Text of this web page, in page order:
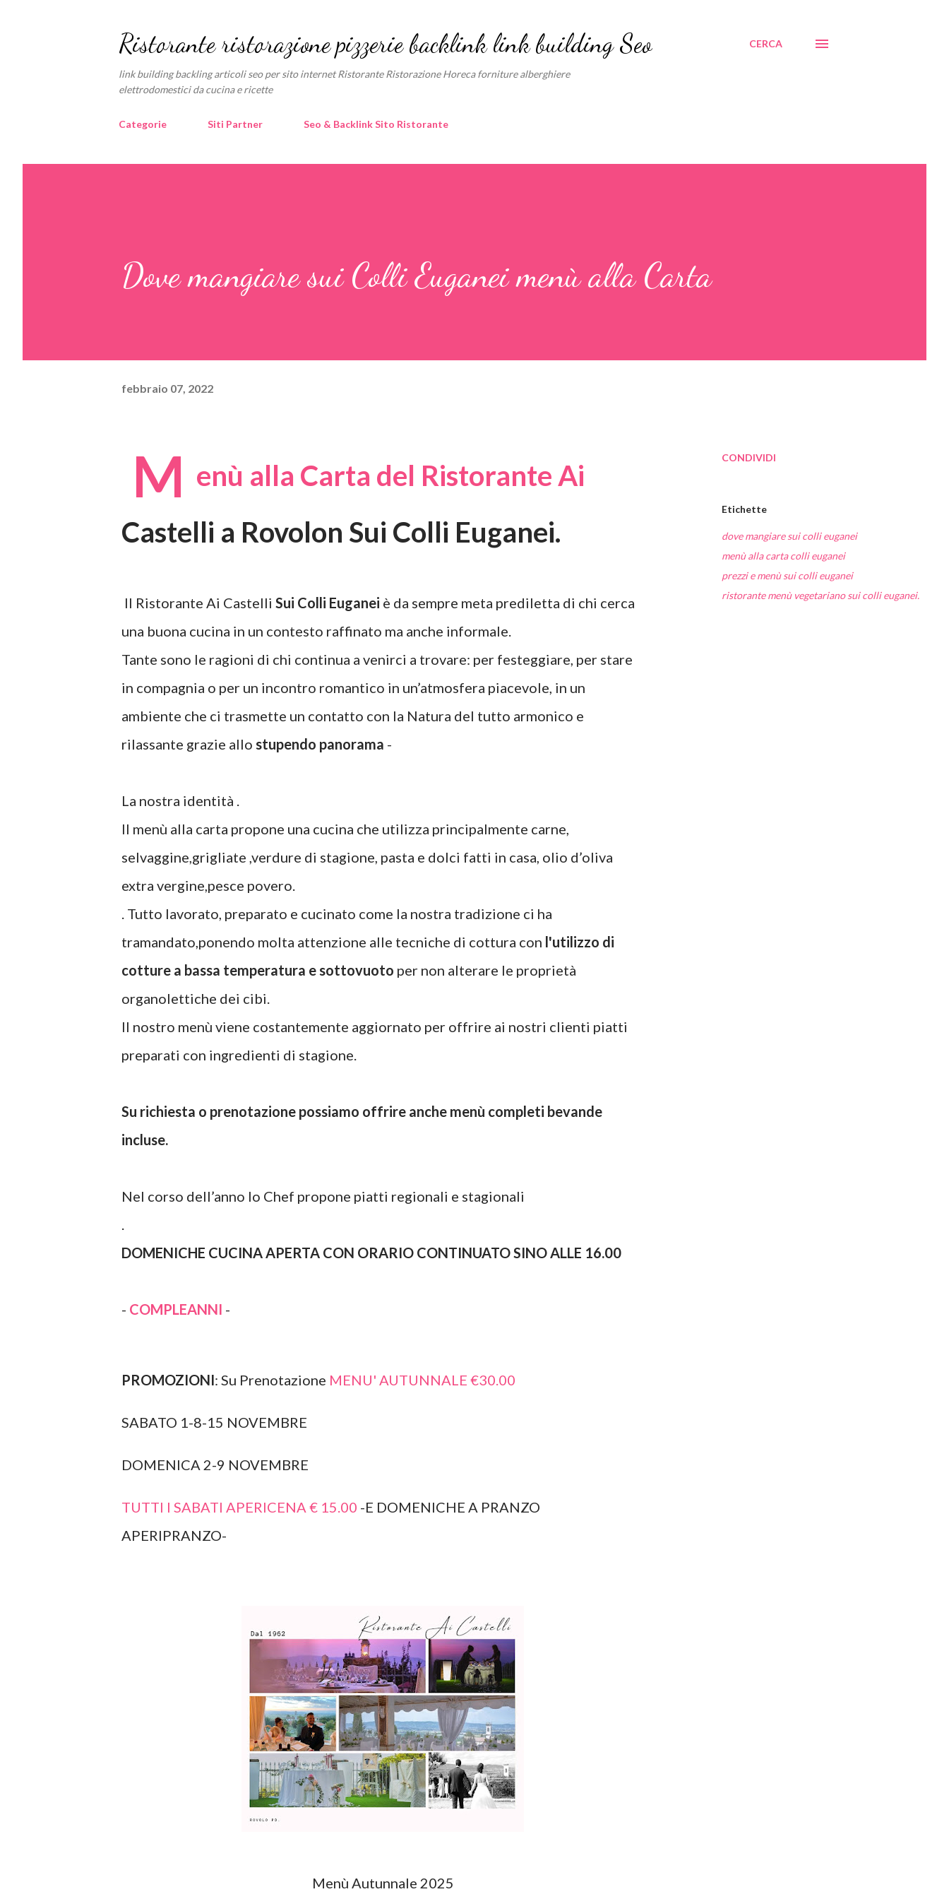
Ristorante ristorazione pizzerie backlink link building Seo
link building backling articoli seo per sito internet Ristorante Ristorazione Horeca forniture alberghiere
elettrodomestici da cucina e ricette
CERCA
Categorie Siti Partner Seo & Backlink Sito Ristorante
Dove mangiare sui Colli Euganei menù alla Carta
febbraio 07, 2022
M enù alla Carta del Ristorante Ai
Castelli a Rovolon Sui Colli Euganei.
Il Ristorante Ai Castelli Sui Colli Euganei è da sempre meta prediletta di chi cerca
una buona cucina in un contesto raffinato ma anche informale.
Tante sono le ragioni di chi continua a venirci a trovare: per festeggiare, per stare
in compagnia o per un incontro romantico in un’atmosfera piacevole, in un
ambiente che ci trasmette un contatto con la Natura del tutto armonico e
rilassante grazie allo stupendo panorama -
La nostra identità .
Il menù alla carta propone una cucina che utilizza principalmente carne,
selvaggine,grigliate ,verdure di stagione, pasta e dolci fatti in casa, olio d’oliva
extra vergine,pesce povero.
. Tutto lavorato, preparato e cucinato come la nostra tradizione ci ha
tramandato,ponendo molta attenzione alle tecniche di cottura con l'utilizzo di
cotture a bassa temperatura e sottovuoto per non alterare le proprietà
organolettiche dei cibi.
Il nostro menù viene costantemente aggiornato per offrire ai nostri clienti piatti
preparati con ingredienti di stagione.
Su richiesta o prenotazione possiamo offrire anche menù completi bevande
incluse.
Nel corso dell’anno lo Chef propone piatti regionali e stagionali
.
DOMENICHE CUCINA APERTA CON ORARIO CONTINUATO SINO ALLE 16.00
- COMPLEANNI -
PROMOZIONI: Su Prenotazione MENU' AUTUNNALE €30.00
SABATO 1-8-15 NOVEMBRE
DOMENICA 2-9 NOVEMBRE
TUTTI I SABATI APERICENA € 15.00 -E DOMENICHE A PRANZO
APERIPRANZO-
Menù Autunnale 2025
CONDIVIDI
Etichette
dove mangiare sui colli euganei
menù alla carta colli euganei
prezzi e menù sui colli euganei
ristorante menù vegetariano sui colli euganei.